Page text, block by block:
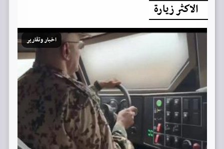
الاكثر زيارة
اخبار وتقارير